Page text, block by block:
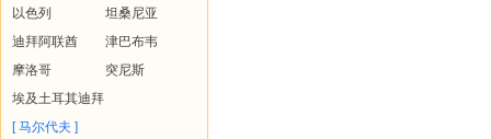
以色列
坦桑尼亚
迪拜阿联酋
津巴布韦
摩洛哥
突尼斯
埃及土耳其迪拜
[ 马尔代夫 ]